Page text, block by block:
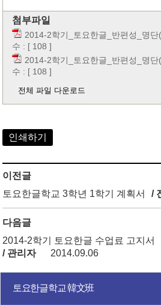
첨부파일
2014-2학기_토요한글_반편성_명
수 : [ 108 ]
2014-2학기_토요한글_반편성_명
수 : [ 108 ]
전체 파일 다운로드
인쇄하기
이전글
토요한글학교 3학년 1학기 계획서
/
다음글
2014-2학기 토요한글 수업료 고지서
/ 관리자
2014.09.06
토요한글학교 韓文班